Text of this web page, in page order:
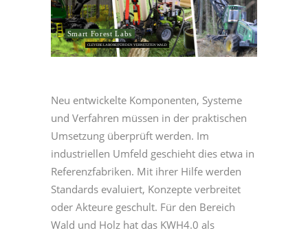
Smart Forest Labs
CLEVERE LABORE FÜR DEN VERNETZTEN WALD
Neu entwickelte Komponenten, Systeme
und Verfahren müssen in der praktischen
Umsetzung überprüft werden. Im
industriellen Umfeld geschieht dies etwa in
Referenzfabriken. Mit ihrer Hilfe werden
Standards evaluiert, Konzepte verbreitet
oder Akteure geschult. Für den Bereich
Wald und Holz hat das KWH4.0 als